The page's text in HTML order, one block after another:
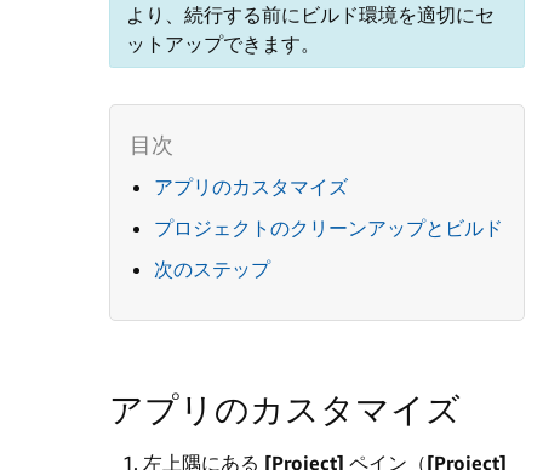
より、続行する前にビルド環境を適切にセ
ットアップできます。
アプリのカスタマイズ
プロジェクトのクリーンアップとビルド
次のステップ
アプリのカスタマイズ
左上隅にある [Project] ペイン（[Project]